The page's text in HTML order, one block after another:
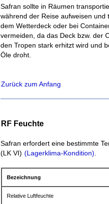
Safran sollte in Räumen
während der Reise aufweisen
dem Wetterdeck oder bei
vermeiden, da das Deck bzw. der
den Tropen stark erhitzt wird und
Öle droht.
Zurück zum Anfang
RF Feuchte
Safran erfordert eine bestimmte
(LK VI) (Lagerklima-Kondition).
Bezeichnung
Relative Luftfeuchte